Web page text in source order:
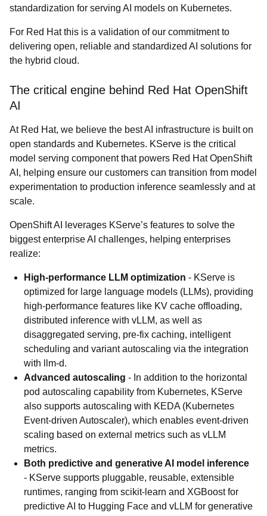
standardization for serving AI models on Kubernetes.
For Red Hat this is a validation of our commitment to
delivering open, reliable and standardized AI solutions for
the hybrid cloud.
The critical engine behind Red Hat OpenShift
AI
At Red Hat, we believe the best AI infrastructure is built on
open standards and Kubernetes. KServe is the critical
model serving component that powers Red Hat OpenShift
AI, helping ensure our customers can transition from model
experimentation to production inference seamlessly and at
scale.
OpenShift AI leverages KServe’s features to solve the
biggest enterprise AI challenges, helping enterprises
realize:
High-performance LLM optimization - KServe is
optimized for large language models (LLMs), providing
high-performance features like KV cache offloading,
distributed inference with vLLM, as well as
disaggregated serving, pre-fix caching, intelligent
scheduling and variant autoscaling via the integration
with llm-d.
Advanced autoscaling - In addition to the horizontal
pod autoscaling capability from Kubernetes, KServe
also supports autoscaling with KEDA (Kubernetes
Event-driven Autoscaler), which enables event-driven
scaling based on external metrics such as vLLM
metrics.
Both predictive and generative AI model inference
- KServe supports pluggable, reusable, extensible
runtimes, ranging from scikit-learn and XGBoost for
predictive AI to Hugging Face and vLLM for generative